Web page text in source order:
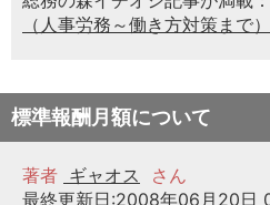
（人事労務～働き方対策まで）
標準報酬月額について
著者 ギャオス
さん
最終更新日:2008年06月20日